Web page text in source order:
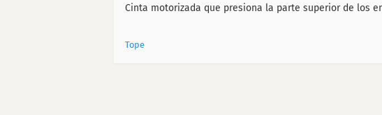
Cinta motorizada que presiona la parte superior de los
Tope